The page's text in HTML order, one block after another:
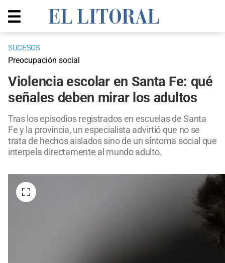
SUCESOS
Preocupación social
Violencia escolar en Santa Fe: qué
señales deben mirar los adultos
Tras los episodios registrados en escuelas de Santa
Fe y la provincia, un especialista advirtió que no se
trata de hechos aislados sino de un síntoma social que
interpela directamente al mundo adulto.